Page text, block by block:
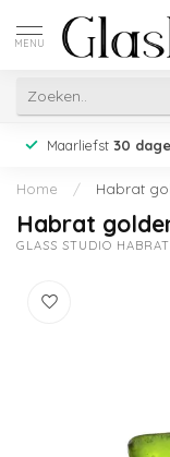
MENU
Maarliefst 30
Home / Habrat
Habrat
GLASS STUDIO HABRAT